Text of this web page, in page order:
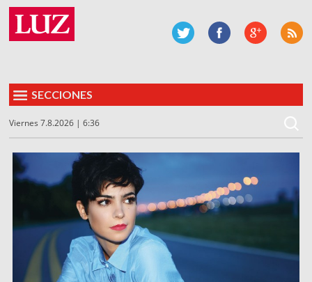
SECCIONES
Viernes 7.8.2026 | 6:36